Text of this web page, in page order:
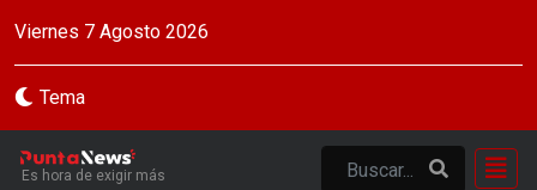
Viernes 7 Agosto 2026
Tema
Es hora de exigir más